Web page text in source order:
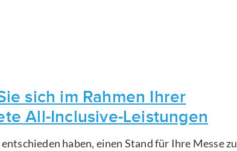
sich im Rahmen Ihrer
All-Inclusive-Leistungen
haben, einen Stand für Ihre Messe zu